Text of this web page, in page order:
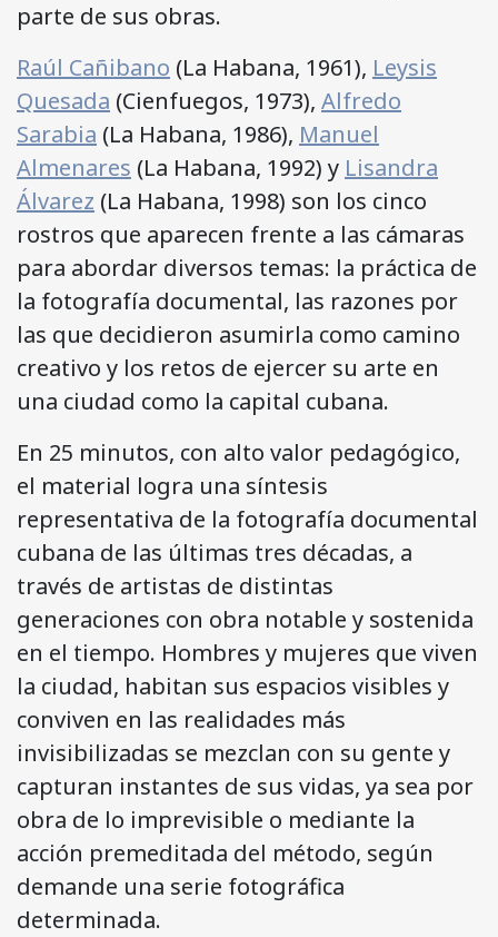
parte de sus obras.
Raúl Cañibano (La Habana, 1961), Leysis
Quesada (Cienfuegos, 1973), Alfredo
Sarabia (La Habana, 1986), Manuel
Almenares (La Habana, 1992) y Lisandra
Álvarez (La Habana, 1998) son los cinco
rostros que aparecen frente a las cámaras
para abordar diversos temas: la práctica de
la fotografía documental, las razones por
las que decidieron asumirla como camino
creativo y los retos de ejercer su arte en
una ciudad como la capital cubana.
En 25 minutos, con alto valor pedagógico,
el material logra una síntesis
representativa de la fotografía documental
cubana de las últimas tres décadas, a
través de artistas de distintas
generaciones con obra notable y sostenida
en el tiempo. Hombres y mujeres que viven
la ciudad, habitan sus espacios visibles y
conviven en las realidades más
invisibilizadas se mezclan con su gente y
capturan instantes de sus vidas, ya sea por
obra de lo imprevisible o mediante la
acción premeditada del método, según
demande una serie fotográfica
determinada.